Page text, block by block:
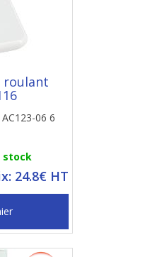
roulant
06 6
stock
24.8€ HT